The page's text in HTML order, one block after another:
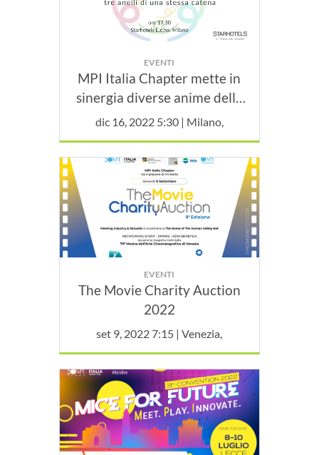
EVENTI
MPI Italia Chapter mette in
sinergia diverse anime della
sostenibilità con l'evento
inclusione - tre anelli di una
stessa catena"
dic 16, 2022 5:30 | Milano,
EVENTI
The Movie Charity Auction
2022
set 9, 2022 7:15 | Venezia,